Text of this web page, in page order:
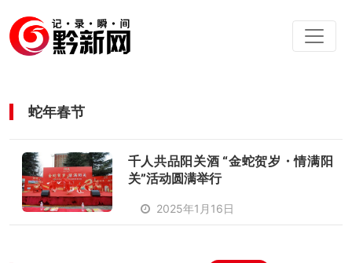
蛇年春节
千人共品阳关酒 “金蛇贺岁・情满阳
关”活动圆满举行
2025年1月16日